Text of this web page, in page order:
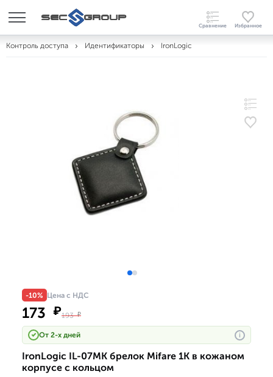
Контроль доступа Идентификаторы IronLogic
-10% Цена с НДС
173 ₽193₽
От 2-х дней i
IronLogic IL-07MK брелок Mifare 1K в кожаном
корпусе с кольцом